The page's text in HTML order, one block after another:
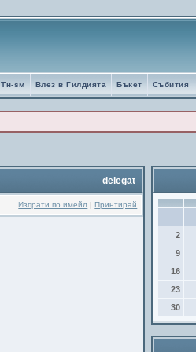
Събития
Бъкет
Влез в Гилдията
Tн-sм
delegat
Изпрати по имейл |Принтирай
2
9
16
23
30